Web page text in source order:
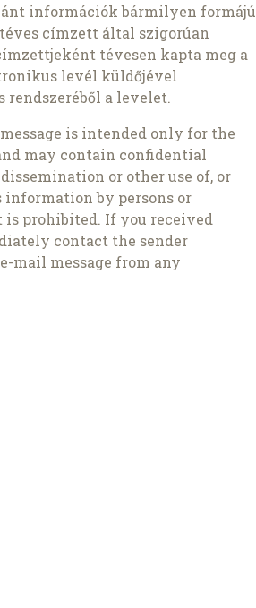
információk bármilyen formájú
címzett által szigorúan
tévesen kapta meg a
levél küldőjével
rendszeréből a levelet.
is intended only for the
may contain confidential
or other use of, or
by persons or
prohibited. If you received
contact the sender
mail message from any